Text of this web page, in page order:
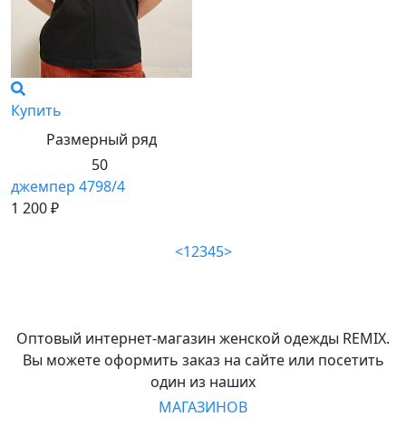
Купить
Размерный ряд
50
джемпер 4798/4
1 200 ₽
<12345>
Оптовый интернет-магазин женской одежды REMIX.
Вы можете оформить заказ на сайте или посетить
один из наших
МАГАЗИНОВ